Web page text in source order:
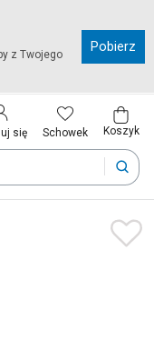
z Twojego
Pobierz
się Schowek Koszyk
wybranego kraju.